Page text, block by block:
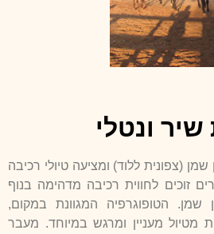
שיר ונטלי
(צפונית ללוד) ומציעה טיולי רכיבה
זוכים לחווית רכיבה מדהימה בנוף
הטופוגרפיה המגוונת במקום,
מטיול מעניין ומרגש במיוחד. מעבר